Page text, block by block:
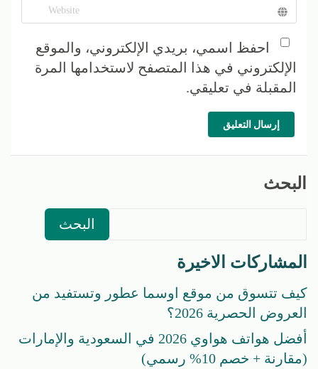
احفظ اسمي، بريدي الإلكتروني، والموقع
الإلكتروني في هذا المتصفح لاستخدامها المرة
المقبلة في تعليقي.
إرسال التعليق
البحث
البحث
المشاركات الاخيرة
كيف تتسوق من موقع اوسما عطور وتستفيد من
العروض الحصرية 2026؟
أفضل هواتف هواوي 2026 في السعودية والإمارات
(مقارنة + خصم 10% رسمي)